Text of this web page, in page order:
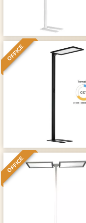
OFFICE
OFFICE